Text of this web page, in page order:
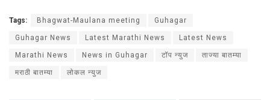
Tags: Bhagwat-Maulana meeting Guhagar
Guhagar News Latest Marathi News Latest News
Marathi News News in Guhagar टॉप न्युज ताज्या बातम्या
मराठी बातम्या लोकल न्युज